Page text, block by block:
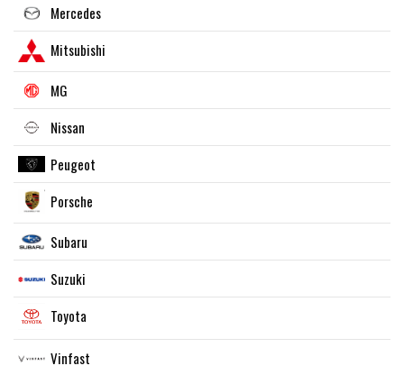
Mercedes
Mitsubishi
MG
Nissan
Peugeot
Porsche
Subaru
Suzuki
Toyota
Vinfast